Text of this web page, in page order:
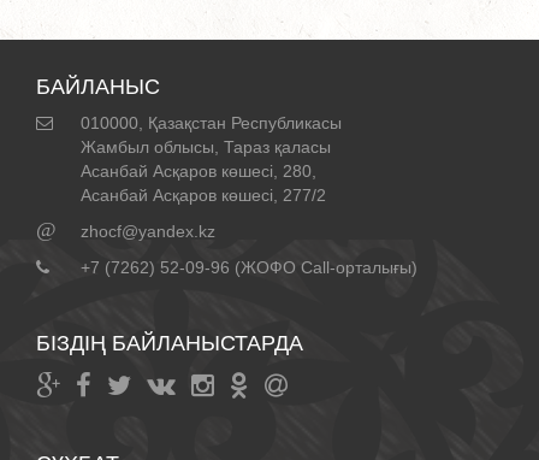
БАЙЛАНЫС
010000, Қазақстан Республикасы
Жамбыл облысы, Тараз қаласы
Асанбай Асқаров көшесі, 280,
Асанбай Асқаров көшесі, 277/2
@
zhocf@yandex.kz
+7 (7262) 52-09-96 (ЖОФО Call-орталығы)
БІЗДІҢ БАЙЛАНЫСТАРДА